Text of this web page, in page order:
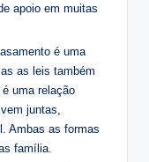
apoio em muitas
é uma
as leis também
uma relação
juntas,
Ambas as formas
família.